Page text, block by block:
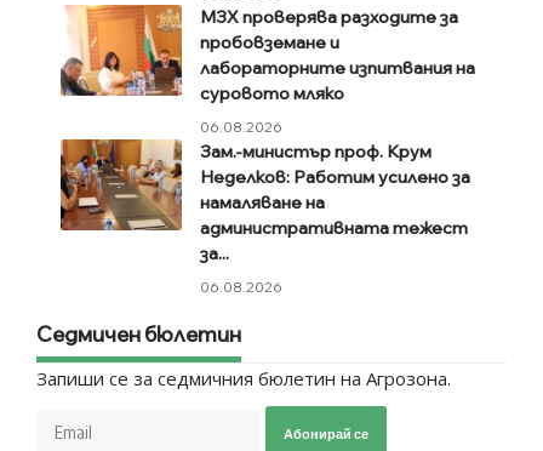
МЗХ проверява разходите за
пробовземане и
лабораторните изпитвания на
суровото мляко
06.08.2026
Зам.-министър проф. Крум
Неделков: Работим усилено за
намаляване на
административната тежест
за...
06.08.2026
Седмичен бюлетин
Запиши се за седмичния бюлетин на Агрозона.
Абонирай се